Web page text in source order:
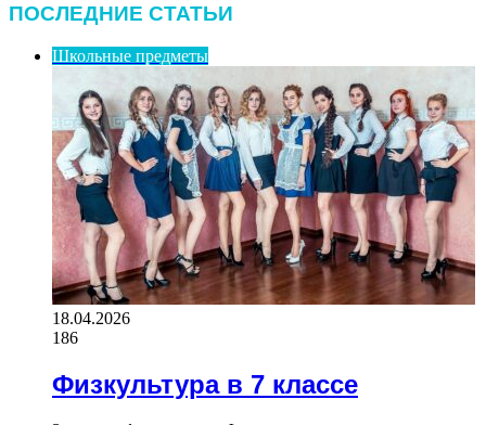
ПОСЛЕДНИЕ СТАТЬИ
Школьные предметы
18.04.2026
186
Физкультура в 7 классе